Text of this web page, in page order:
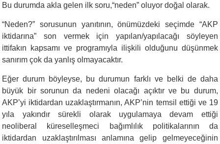
Bu durumda akla gelen ilk soru,“neden” oluyor doğal olarak.
“Neden?” sorusunun yanıtının, önümüzdeki seçimde “AKP
iktidarına” son vermek için yapılan/yapılacağı söyleyen
ittifakın kapsamı ve programıyla ilişkili olduğunu düşünmek
sanırım çok da yanlış olmayacaktır.
Eğer durum böyleyse, bu durumun farklı ve belki de daha
büyük bir sorunun da nedeni olacağı açıktır ve bu durum,
AKP’yi iktidardan uzaklaştırmanın, AKP’nin temsil ettiği ve 19
yıla yakındır sürekli olarak uygulamaya devam ettiği
neoliberal küreselleşmeci bağımlılık politikalarının da
iktidardan uzaklaştırılması anlamına gelip gelmeyeceğinin